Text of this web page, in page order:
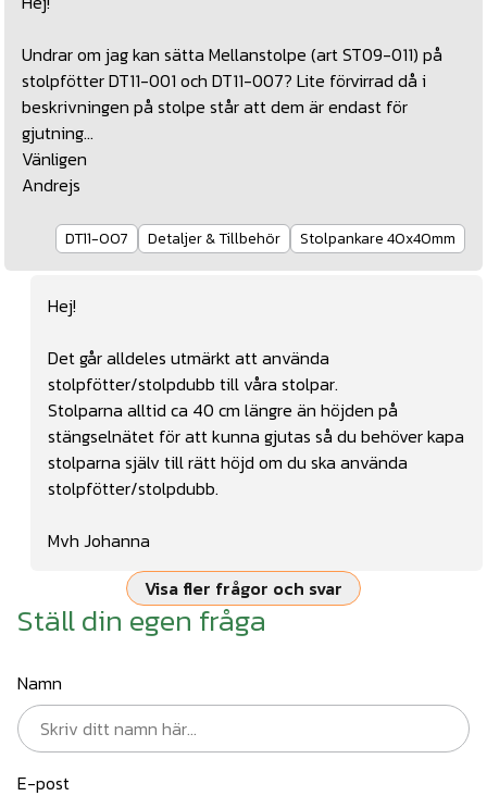
Undrar om jag kan sätta Mellanstolpe (art ST09-011) på
stolpfötter DT11-001 och DT11-007? Lite förvirrad då i
beskrivningen på stolpe står att dem är endast för
gjutning...
Vänligen
Andrejs
DT11-007 Detaljer & Tillbehör Stolpankare 40x40mm
Hej!
Det går alldeles utmärkt att använda
stolpfötter/stolpdubb till våra stolpar.
Stolparna alltid ca 40 cm längre än höjden på
stängselnätet för att kunna gjutas så du behöver kapa
stolparna själv till rätt höjd om du ska använda
stolpfötter/stolpdubb.
Mvh Johanna
Visa fler frågor och svar
Ställ din egen fråga
Namn
E-post